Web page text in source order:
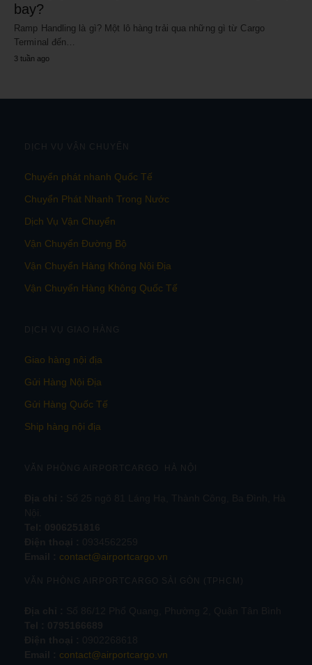
bay?
Ramp Handling là gì? Một lô hàng trải qua những gì từ Cargo
Terminal đến…
3 tuần ago
DỊCH VỤ VẬN CHUYỂN
Chuyển phát nhanh Quốc Tế
Chuyển Phát Nhanh Trong Nước
Dịch Vụ Vận Chuyển
Vận Chuyển Đường Bộ
Vận Chuyển Hàng Không Nội Địa
Vận Chuyển Hàng Không Quốc Tế
DỊCH VỤ GIAO HÀNG
Giao hàng nội địa
Gửi Hàng Nội Địa
Gửi Hàng Quốc Tế
Ship hàng nội địa
VĂN PHÒNG AIRPORTCARGO HÀ NỘI
contact@airportcargo.vn
VĂN PHÒNG AIRPORTCARGO SÀI GÒN (TPHCM)
contact@airportcargo.vn